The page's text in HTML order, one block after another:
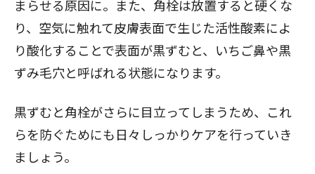
まらせる原因に。また、角栓は放置すると硬くな
り、空気に触れて皮膚表面で生じた活性酸素によ
り酸化することで表面が黒ずむと、いちご鼻や黒
ずみ毛穴と呼ばれる状態になります。
黒ずむと角栓がさらに目立ってしまうため、これ
らを防ぐためにも日々しっかりケアを行っていき
ましょう。